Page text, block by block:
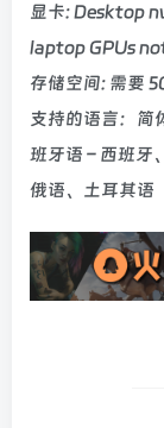
显卡: Desktop
laptop GPUs
存储空间: 需要
支持的语言：简
班牙语 – 西班牙
俄语、土耳其语